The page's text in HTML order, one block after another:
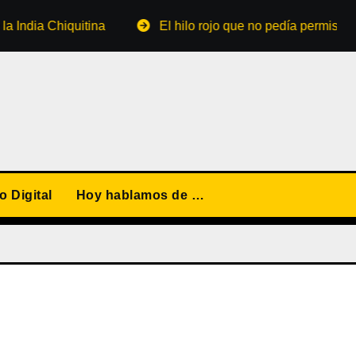
Chiquitina El hilo rojo que no pedía permiso
Digital Hoy hablamos de …